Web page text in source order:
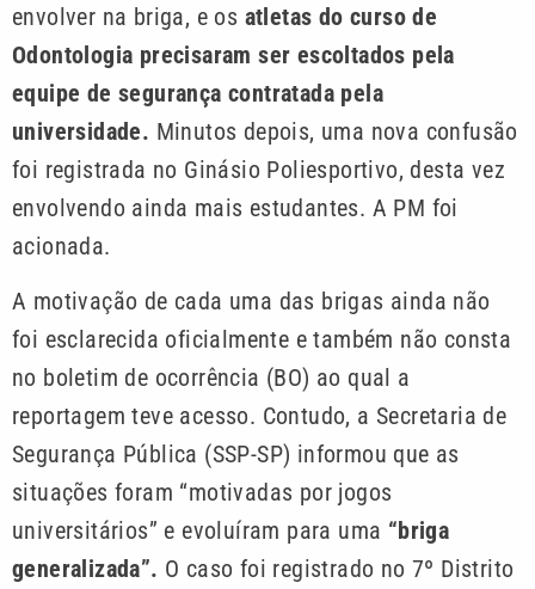
envolver na briga, e os atletas do curso de
Odontologia precisaram ser escoltados pela
equipe de segurança contratada pela
universidade. Minutos depois, uma nova confusão
foi registrada no Ginásio Poliesportivo, desta vez
envolvendo ainda mais estudantes. A PM foi
acionada.
A motivação de cada uma das brigas ainda não
foi esclarecida oficialmente e também não consta
no boletim de ocorrência (BO) ao qual a
reportagem teve acesso. Contudo, a Secretaria de
Segurança Pública (SSP-SP) informou que as
situações foram “motivadas por jogos
universitários” e evoluíram para uma “briga
generalizada”. O caso foi registrado no 7º Distrito